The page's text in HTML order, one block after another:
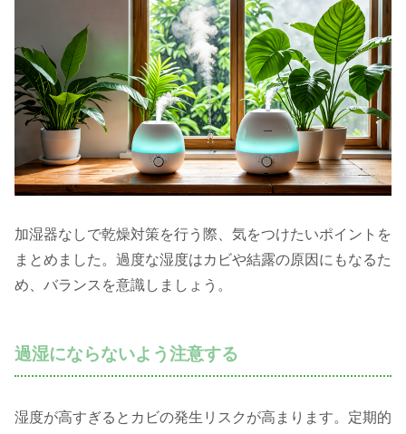
加湿器なしで乾燥対策を行う際、気をつけたいポイントを
まとめました。過度な湿度はカビや結露の原因にもなるた
め、バランスを意識しましょう。
過湿にならないよう注意する
湿度が高すぎるとカビの発生リスクが高まります。定期的